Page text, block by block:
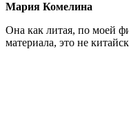
Мария Комелина
Она как литая, по моей
материала, это не